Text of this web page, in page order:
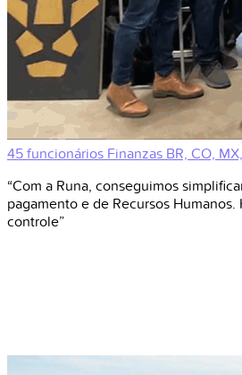
45 funcionários Finanzas BR, CO,
“Com a Runa, conseguimos
pagamento e de Recursos Humanos.
controle”